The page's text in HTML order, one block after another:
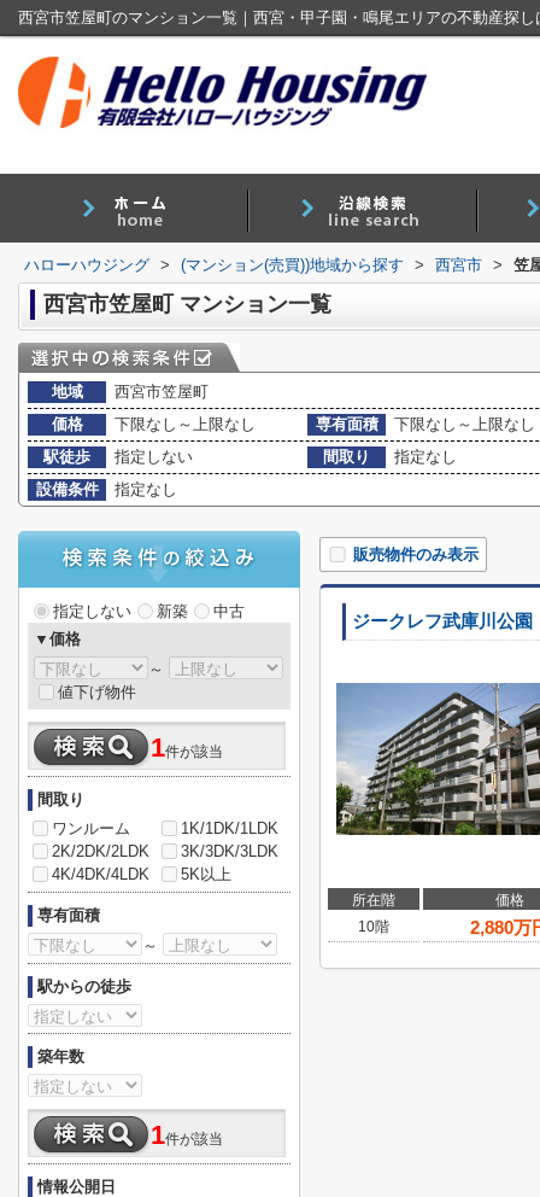
西宮市笠屋町のマンション一覧｜西宮・甲子園・鳴尾エリアの不動産探
ハローハウジング > (マンション(売買))地域から探す > 西宮市 > 笠
西宮市笠屋町 マンション一覧
地域
西宮市笠屋町
価格
下限なし～上限なし 専有面積
下限なし～上限なし
駅徒歩
指定しない 間取り
指定なし
設備条件
指定なし
販売物件のみ表示
ジークレフ武庫川公園
所在階
価格
10階
2,880万
指定しない 新築
中古
▼価格
～
値下げ物件
1件が該当
間取り
ワンルーム
1K/1DK/1LDK
2K/2DK/2LDK
3K/3DK/3LDK
4K/4DK/4LDK
5K以上
専有面積
～
駅からの徒歩
築年数
1件が該当
情報公開日